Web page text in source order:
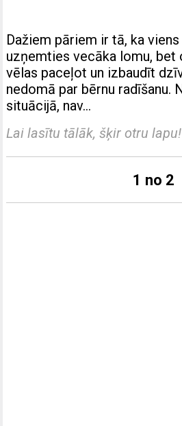
Dažiem pāriem ir tā, ka
uzņemties vecāka lomu, bet
vēlas paceļot un izbaudīt
nedomā par bērnu radīšanu.
situācijā, nav…
Lai lasītu tālāk, šķir otru lapu!
1 no 2